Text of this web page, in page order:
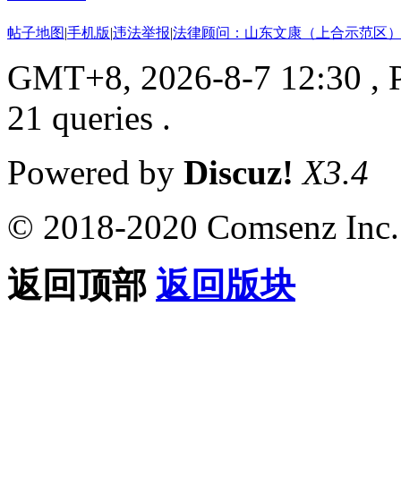
帖子地图|手机版|违法举报|法律顾问：山东文康（上合示范区
GMT+8, 2026-8-7 12:30 ,
21 queries .
Powered by Discuz! X3.4
© 2018-2020 Comsenz Inc.
返回顶部 返回版块